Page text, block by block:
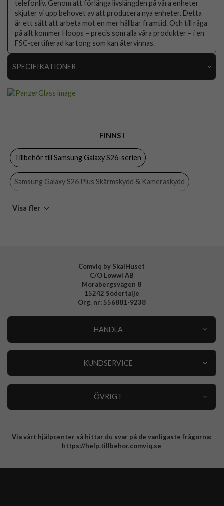
telefonliv. Genom att förlänga livslängden på våra enheter
skjuter vi upp behovet av att producera nya enheter. Detta
är ett sätt att arbeta mot en mer hållbar framtid. Och till råga
på allt kommer Hoops – precis som alla våra produkter – i en
FSC-certifierad kartong som kan återvinnas.
SPECIFIKATIONER
Färg
Härdat glas
Tillverkarens art nr
FINNS I
Tillbehör till Samsung Galaxy S26-serien
Samsung Galaxy S26 Plus Skärmskydd & Kameraskydd
Samsung Galaxy S26 Plus
Visa fler
Comviq by SkalHuset
C/O Lowwi AB
Morabergsvägen 8
15242 Södertälje
Org. nr: 556881-9238
HANDLA
KUNDSERVICE
ÖVRIGT
Integritetspolicy
Via vårt hjälpcenter så hittar du svar på de vanligaste frågorna:
https://help.tillbehor.comviq.se